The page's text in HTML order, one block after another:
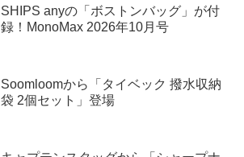
SHIPS anyの「ボストンバッグ」が付
録！MonoMax 2026年10月号
Soomloomから「タイベック 撥水収納
袋 2個セット」登場